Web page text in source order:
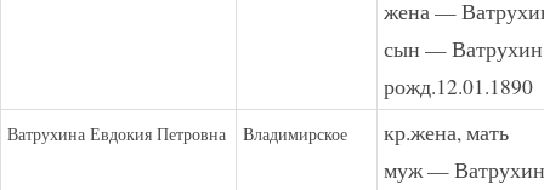
жена —
сын —
рожд.12.01.1890
Ватрухина Евдокия Петровна Владимирское
кр.жена, мать
муж —